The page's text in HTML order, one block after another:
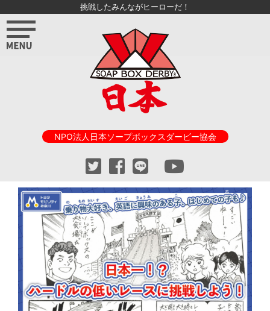
挑戦したみんながヒーローだ！
NPO法人日本ソープボックスダービー協会